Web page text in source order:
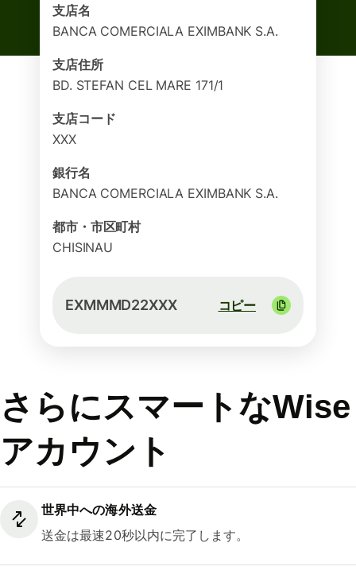
支店名
BANCA COMERCIALA EXIMBANK S.A.
支店住所
BD. STEFAN CEL MARE 171/1
支店コード
XXX
銀行名
BANCA COMERCIALA EXIMBANK S.A.
都市・市区町村
CHISINAU
EXMMMD22XXX コピー
さらにスマートなWise
アカウント
世界中への海外送金
送金は最速20秒以内に完了します。